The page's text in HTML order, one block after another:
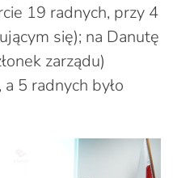
19 radnych, przy 4
się); na Danutę
zarządu)
5 radnych było